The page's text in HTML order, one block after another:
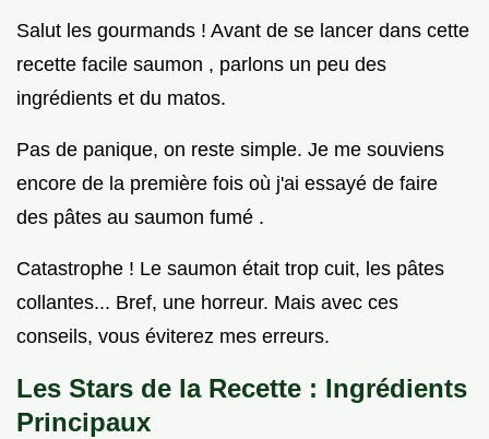
Salut les gourmands ! Avant de se lancer dans cette
recette facile saumon , parlons un peu des
ingrédients et du matos.
Pas de panique, on reste simple. Je me souviens
encore de la première fois où j'ai essayé de faire
des pâtes au saumon fumé .
Catastrophe ! Le saumon était trop cuit, les pâtes
collantes... Bref, une horreur. Mais avec ces
conseils, vous éviterez mes erreurs.
Les Stars de la Recette : Ingrédients
Principaux